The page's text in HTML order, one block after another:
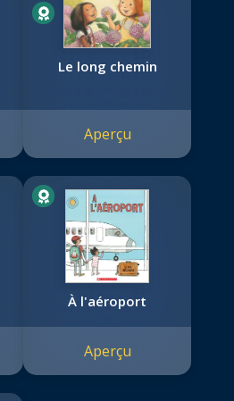
Le long chemin
Aperçu
À l'aéroport
Aperçu